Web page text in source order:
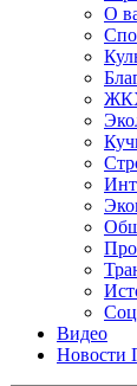
О
Видео
Новости